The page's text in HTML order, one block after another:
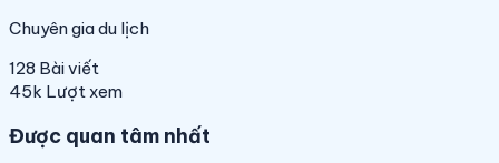
Chuyên gia du lịch
128 Bài viết
45k Lượt xem
Được quan tâm nhất